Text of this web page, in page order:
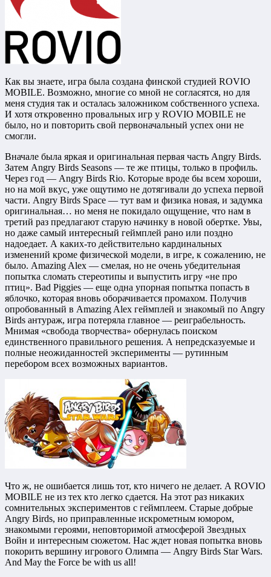
Как вы знаете, игра была создана финской студией ROVIO
MOBILE. Возможно, многие со мной не согласятся, но для
меня студия так и осталась заложником собственного успеха.
И хотя откровенно провальных игр у ROVIO MOBILE не
было, но и повторить свой первоначальный успех они не
смогли.
Вначале была яркая и оригинальная первая часть Angry Birds.
Затем Angry Birds Seasons — те же птицы, только в профиль.
Через год — Angry Birds Rio. Которые вроде бы всем хороши,
но на мой вкус, уже ощутимо не дотягивали до успеха первой
части. Angry Birds Space — тут вам и физика новая, и задумка
оригинальная… но меня не покидало ощущение, что нам в
третий раз предлагают старую начинку в новой обертке. Увы,
но даже самый интересный геймплей рано или поздно
надоедает. А каких-то действительно кардинальных
изменений кроме физической модели, в игре, к сожалению, не
было. Amazing Alex — смелая, но не очень убедительная
попытка сломать стереотипы и выпустить игру «не про
птиц». Bad Piggies — еще одна упорная попытка попасть в
яблочко, которая вновь оборачивается промахом. Получив
опробованный в Amazing Alex геймплей и знакомый по Angry
Birds антураж, игра потеряла главное — реиграбельность.
Мнимая «свобода творчества» обернулась поиском
единственного правильного решения. А непредсказуемые и
полные неожиданностей эксперименты — рутинным
перебором всех возможных вариантов.
Что ж, не ошибается лишь тот, кто ничего не делает. А ROVIO
MOBILE не из тех кто легко сдается. На этот раз никаких
сомнительных экспериментов с геймплеем. Старые добрые
Angry Birds, но приправленные искрометным юмором,
знакомыми героями, неповторимой атмосферой Звездных
Войн и интересным сюжетом. Нас ждет новая попытка вновь
покорить вершину игрового Олимпа — Angry Birds Star Wars.
And May the Force be with us all!